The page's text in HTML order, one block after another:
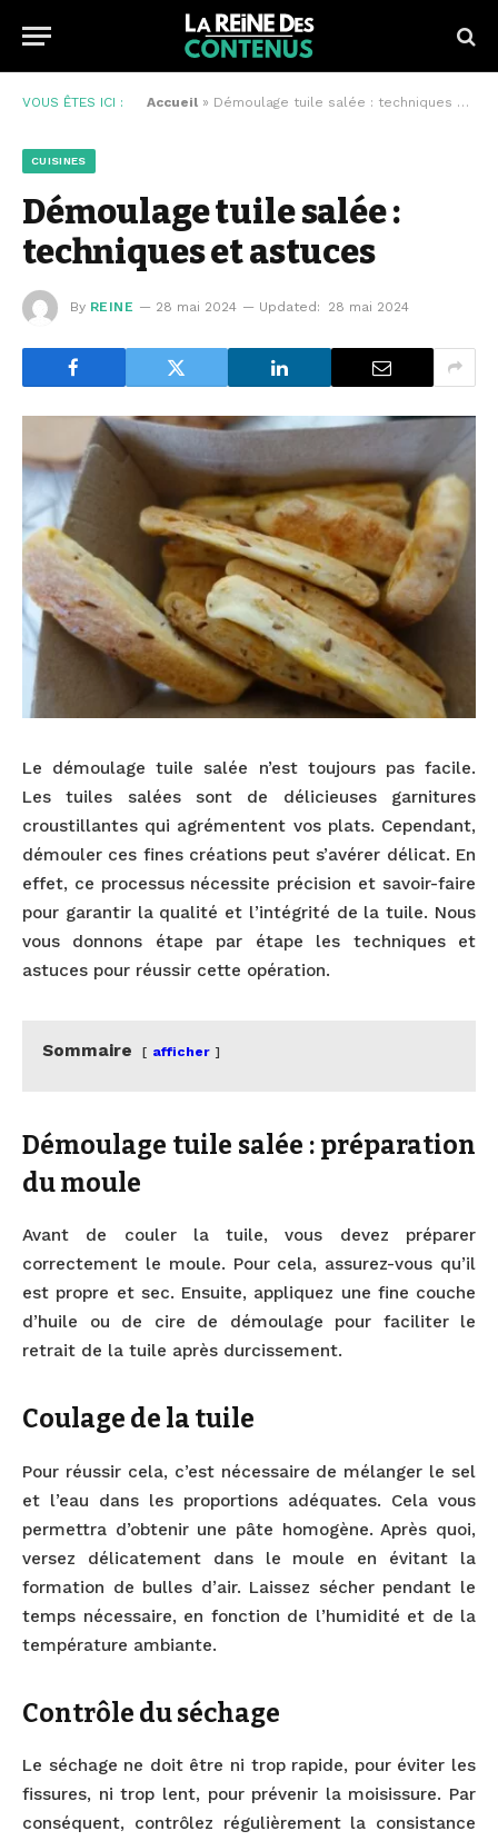
VOUS ÊTES ICI : Accueil » Démoulage tuile salée : techniques et astuces
CUISINES
Démoulage tuile salée :
techniques et astuces
By REINE 28 mai 2024 Updated: 28 mai 2024
Le démoulage tuile salée n’est toujours pas facile.
Les tuiles salées sont de délicieuses garnitures
croustillantes qui agrémentent vos plats. Cependant,
démouler ces fines créations peut s’avérer délicat. En
effet, ce processus nécessite précision et savoir-faire
pour garantir la qualité et l’intégrité de la tuile. Nous
vous donnons étape par étape les techniques et
astuces pour réussir cette opération.
Sommaire afficher
Démoulage tuile salée : préparation
du moule
Avant de couler la tuile, vous devez préparer
correctement le moule. Pour cela, assurez-vous qu’il
est propre et sec. Ensuite, appliquez une fine couche
d’huile ou de cire de démoulage pour faciliter le
retrait de la tuile après durcissement.
Coulage de la tuile
Pour réussir cela, c’est nécessaire de mélanger le sel
et l’eau dans les proportions adéquates. Cela vous
permettra d’obtenir une pâte homogène. Après quoi,
versez délicatement dans le moule en évitant la
formation de bulles d’air. Laissez sécher pendant le
temps nécessaire, en fonction de l’humidité et de la
température ambiante.
Contrôle du séchage
Le séchage ne doit être ni trop rapide, pour éviter les
fissures, ni trop lent, pour prévenir la moisissure. Par
conséquent, contrôlez régulièrement la consistance